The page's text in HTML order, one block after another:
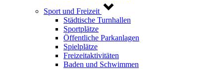
Sport und Freizeit
Städtische Turnhallen
Sportplätze
Öffentliche Parkanlagen
Spielplätze
Freizeitaktivitäten
Baden und Schwimmen